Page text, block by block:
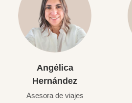
Angélica
Hernández
Asesora de viajes